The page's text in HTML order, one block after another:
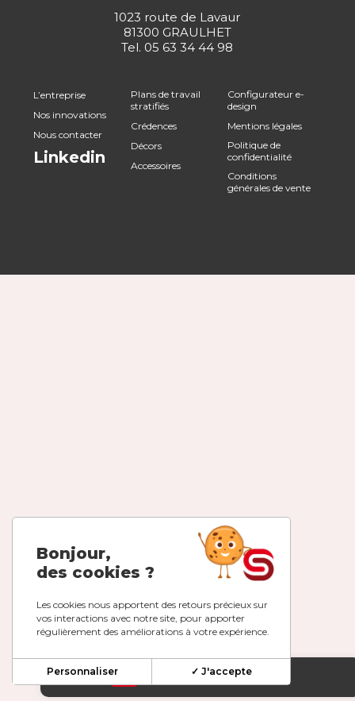
1023 route de Lavaur
81300 GRAULHET
Tel. 05 63 34 44 98
L’entreprise
Nos innovations
Nous contacter
Linkedin
Plans de travail
stratifiés
Crédences
Décors
Accessoires
Configurateur e-
design
Mentions légales
Politique de
confidentialité
Conditions
générales de vente
Bonjour,
des cookies ?
Les cookies nous apportent des retours précieux sur
vos interactions avec notre site, pour apporter
régulièrement des améliorations à votre expérience.
✓ J'accepte
Personnaliser